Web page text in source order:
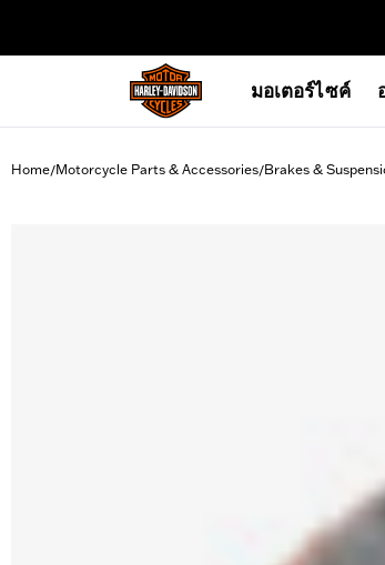
มอเตอร์ไซค์
Home/Motorcycle Parts & Accessories/Brakes &